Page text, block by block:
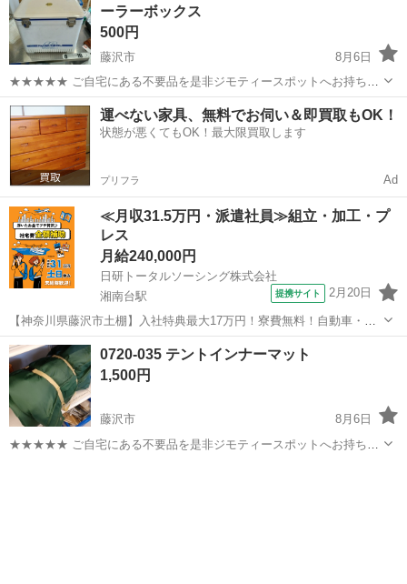
ーラーボックス
500円
藤沢市
8月6日
★★★★★ ご自宅にある不要品を是非ジモティースポットへお持ち込
みしませんか？ 家電、趣味・スポーツ・レジャー用品、こども用品、
衣料服飾品、生活雑貨、家具、本、CD・DVDなどが無料でまとめて持
ち込めます！ ※詳細はこ...
神奈川 藤沢市 その他 クーラーボックス
運べない家具、無料でお伺い＆即買取もOK！
状態が悪くてもOK！最大限買取します
プリフラ Ad
≪月収31.5万円・派遣社員≫組立・加工・プ
レス
月給240,000円
日研トータルソーシング株式会社
湘南台駅
提携サイト 2月20日
【神奈川県藤沢市土棚】入社特典最大17万円！寮費無料！自動車・ト
ラックの組立・加工ライン作業《お仕事No.5A630》 お仕事について
自動車（小・中・大型トラック）の組立や各エンジン部品の製造を行
います。インパクトレンチ...
神奈川 藤沢市 湘南台駅 その他
0720-035 テントインナーマット
1,500円
藤沢市
8月6日
★★★★★ ご自宅にある不要品を是非ジモティースポットへお持ち込